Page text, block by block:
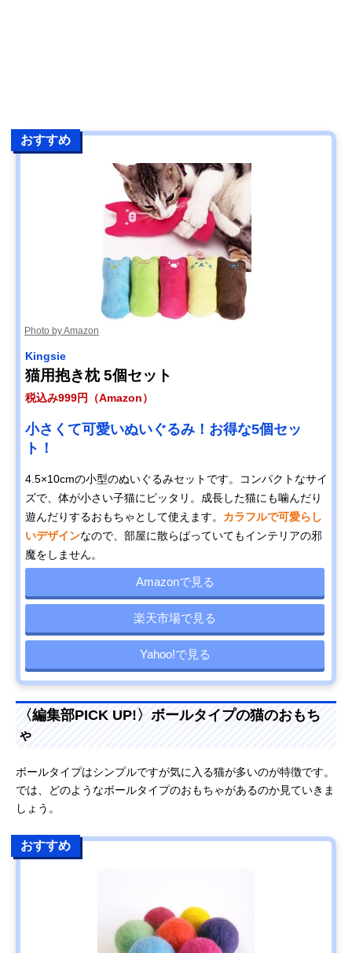
おすすめ
Photo by Amazon
Kingsie
猫用抱き枕 5個セット
税込み999円（Amazon）
小さくて可愛いぬいぐるみ！お得な5個セッ
ト！
4.5×10cmの小型のぬいぐるみセットです。コンパクトなサイ
ズで、体が小さい子猫にピッタリ。成長した猫にも噛んだり
遊んだりするおもちゃとして使えます。 カラフルで可愛らし
いデザインなので、部屋に散らばっていてもインテリアの邪
魔をしません。
Amazonで見る
楽天市場で見る
Yahoo!で見る
〈編集部PICK UP!〉ボールタイプの猫のおもち
ゃ
ボールタイプはシンプルですが気に入る猫が多いのが特徴です。
では、どのようなボールタイプのおもちゃがあるのか見ていきま
しょう。
おすすめ